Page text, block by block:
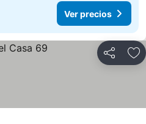
Ver precios
Compartir